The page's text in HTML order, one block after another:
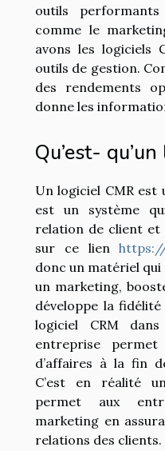
outils
comme le
avons les logiciels
outils de gestion.
des rendements
donne les
Qu’est-
Un logiciel CMR
est un système
relation de client et
sur ce lien
donc un matériel
un marketing,
développe la
logiciel CRM
entreprise
d’affaires à la fin
C’est en réalité
permet aux
marketing en
relations des clients.